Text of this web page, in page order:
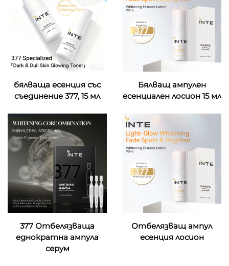
бялваща есенция със
съединение 377, 15 мл
Бялващ ампулен
есенциален лосион 15 мл
377 Отбелязваща
еднократна ампула
серум
Отбелязващ ампул
есенция лосион